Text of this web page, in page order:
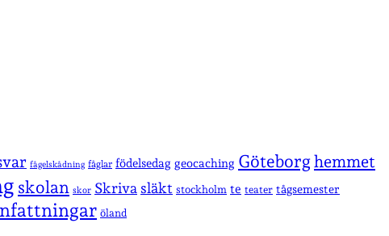
fågelskådning fåglar födelsedag geocaching Göteborghemmet
skolan skor Skriva släkt stockholm te teater tågsemester
öland